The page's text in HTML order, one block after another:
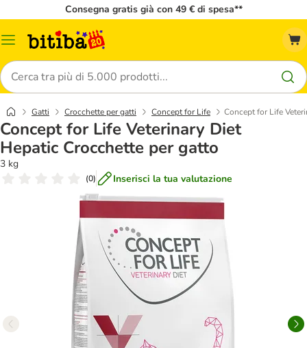
Consegna gratis già con 49 € di spesa**
Overview
Cerca
Gatti Crocchette per gatti Concept for Life Concept for Life
Concept for Life Veterinary Diet
Hepatic Crocchette per gatto
3 kg
(0) Inserisci la tua valutazione